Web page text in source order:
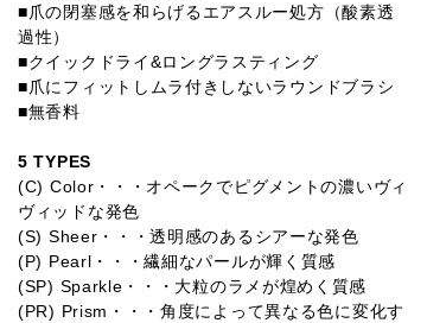
■爪の閉塞感を和らげるエアスルー処方（酸素透
過性）
■クイックドライ&ロングラスティング
■爪にフィットしムラ付きしないラウンドブラシ
■無香料
5 TYPES
(C) Color・・・オペークでピグメントの濃いヴィ
ヴィッドな発色
(S) Sheer・・・透明感のあるシアーな発色
(P) Pearl・・・繊細なパールが輝く質感
(SP) Sparkle・・・大粒のラメが煌めく質感
(PR) Prism・・・角度によって異なる色に変化す